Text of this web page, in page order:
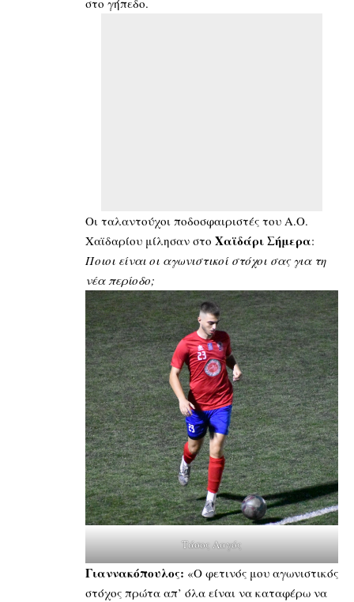
Οι ταλαντούχοι ποδοσφαιριστές του Α.Ο.
Χαϊδαρίου μίλησαν στο ΧαϊδάριΣήμερα:
Ποιοι είναι οι αγωνιστικοί στόχοι σας για τη
νέα περίοδο;
Τάσος Λαγός
Γιαννακόπουλος: «Ο φετινός μου αγωνιστικός
στόχος πρώτα απ’ όλα είναι να καταφέρω να